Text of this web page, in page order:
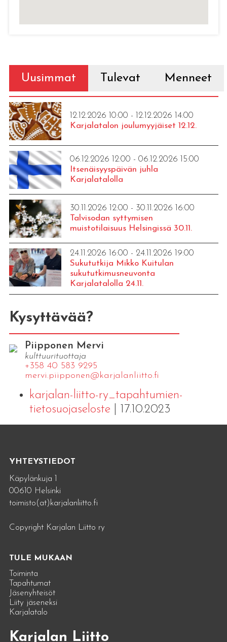
Uusimmat Tulevat Menneet
12.12.2026 10:00 - 12.12.2026 14:00
Karjalatalon joulumyyjäiset 12.12.
06.12.2026 12:00 - 06.12.2026 15:00
Itsenäisyyspäivän juhla
Karjalatalolla
30.11.2026 12:00 - 30.11.2026 16:00
Talvisodan syttymisen
muistotilaisuus Helsingissä 30.11.
24.11.2026 16:00 - 24.11.2026 19:00
Sukututkija Mikko Kuitulan
sukututkimusneuvonta
Karjalatalolla 24.11.
Kysyttävää?
Piipponen Mervi
kulttuurituottaja
+358 40 583 9295
mervi.​piipponen@​kar​jala​nlii​tto.​fi
karjalan-liitto-ry_tapahtumien-
tietosuojaseloste| 17.10.2023
YHTEYSTIEDOT
Käpylänkuja 1
00610 Helsinki
toimisto(at)karjalanliitto.fi
Copyright Karjalan Liitto ry
TULE MUKAAN
Toiminta
Tapahtumat
Jäsenyhteisöt
Liity jäseneksi
Karjalatalo
Karjalan Liitto